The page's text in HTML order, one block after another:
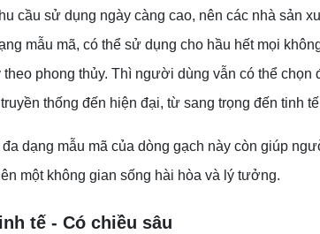
cầu sử dụng ngày càng cao, nên các nhà sản
mẫu mã, có thể sử dụng cho hầu hết mọi
theo phong thủy. Thì người dùng vẫn có thể
thống đến hiện đại, từ sang trọng đến tinh
dạng mẫu mã của dòng gạch này còn giúp
một không gian sống hài hòa và lý tưởng.
tế - Có chiều sâu